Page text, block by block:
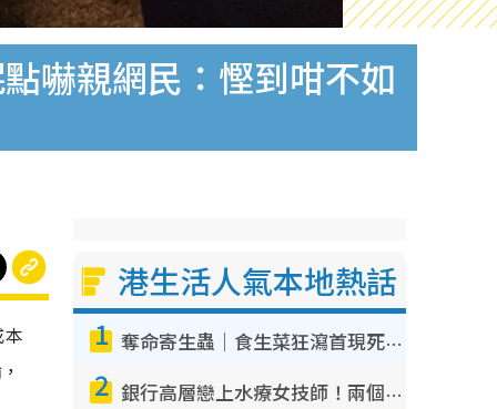
嚇親網民：慳到咁不如
港生活人氣本地熱話
1 奪命寄生蟲｜食生菜狂瀉首現死者！疫潮惡化錄1.8萬宗病例 揭洗菜3大謬誤
2 銀行高層戀上水療女技師！兩個月借128萬驚覺「沉船」沉落火海 揭背後疑似邪教操控賣淫